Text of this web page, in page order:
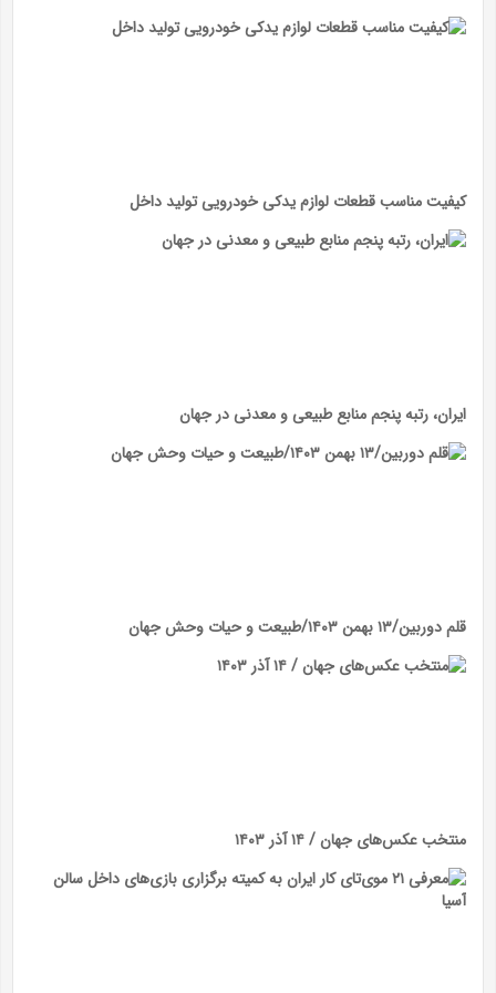
کیفیت مناسب قطعات لوازم یدکی خودرویی تولید داخل
ایران، رتبه پنجم منابع طبیعی و معدنی در جهان
قلم دوربین/۱۳ بهمن ۱۴۰۳/طبیعت و حیات وحش جهان
منتخب عکس‌های جهان / ۱۴ آذر ۱۴۰۳